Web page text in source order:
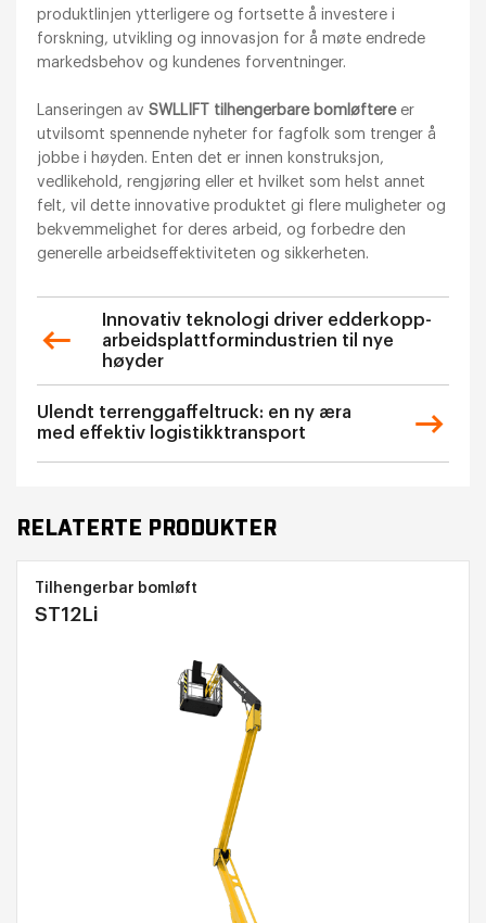
produktlinjen ytterligere og fortsette å investere i
forskning, utvikling og innovasjon for å møte endrede
markedsbehov og kundenes forventninger.
Lanseringen av SWLLIFT tilhengerbare bomløftereer
utvilsomt spennende nyheter for fagfolk som trenger å
jobbe i høyden. Enten det er innen konstruksjon,
vedlikehold, rengjøring eller et hvilket som helst annet
felt, vil dette innovative produktet gi flere muligheter og
bekvemmelighet for deres arbeid, og forbedre den
generelle arbeidseffektiviteten og sikkerheten.
Innovativ teknologi driver edderkopp-
arbeidsplattformindustrien til nye
høyder
Ulendt terrenggaffeltruck: en ny æra
med effektiv logistikktransport
RELATERTE PRODUKTER
Tilhengerbar bomløft
ST12Li